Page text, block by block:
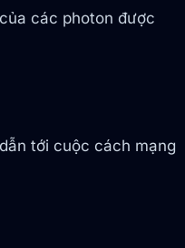
các photon được
tới cuộc cách mạng